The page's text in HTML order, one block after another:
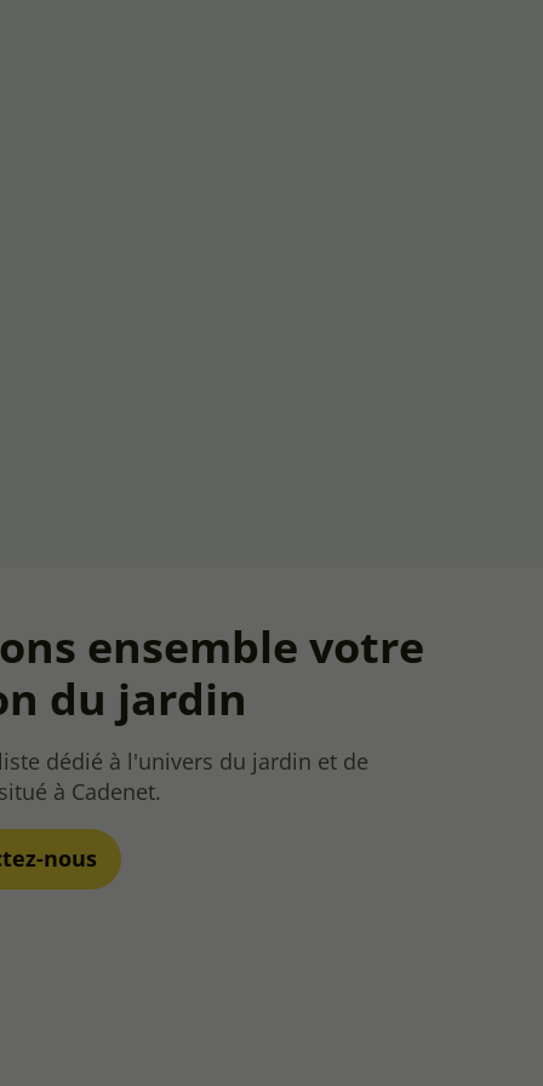
ensemble votre
du jardin
dédié à l'univers du jardin et de
à Cadenet.
nous